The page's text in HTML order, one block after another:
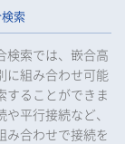
索
検索では、嵌合高
に組み合わせ可能
することができま
平行接続など、
み合わせで接続を